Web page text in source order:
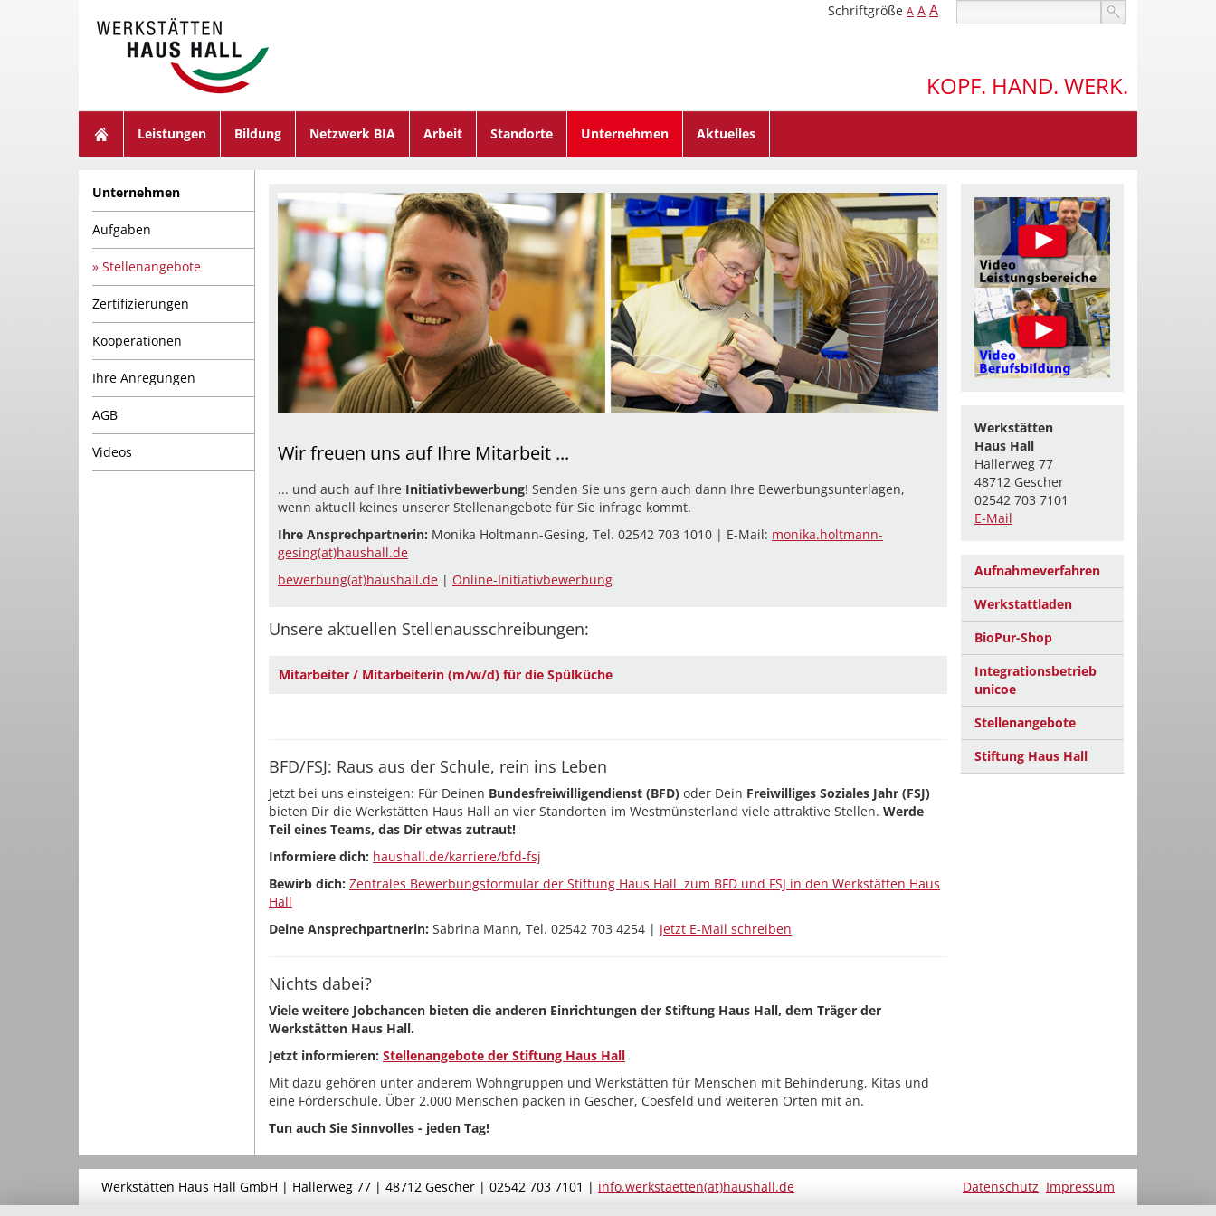
Schriftgröße A A A
KOPF. HAND. WERK.
Leistungen Bildung Netzwerk BIA Arbeit Standorte Unternehmen Aktuelles
Unternehmen
Aufgaben
Stellenangebote
Zertifizierungen
Kooperationen
Ihre Anregungen
AGB
Videos Wir freuen uns auf Ihre Mitarbeit ...
... und auch auf Ihre Initiativbewerbung! Senden Sie uns gern auch dann Ihre Bewerbungsunterlagen,
wenn aktuell keines unserer Stellenangebote für Sie infrage kommt.
Ihre Ansprechpartnerin: Monika Holtmann-Gesing, Tel. 02542 703 1010 | E-Mail: monika.holtmann-
gesing(at)haushall.de
bewerbung(at)haushall.de | Online-Initiativbewerbung
Unsere aktuellen Stellenausschreibungen:
Mitarbeiter / Mitarbeiterin (m/w/d) für die Spülküche
BFD/FSJ: Raus aus der Schule, rein ins Leben
Jetzt bei uns einsteigen: Für Deinen Bundesfreiwilligendienst (BFD) oder Dein Freiwilliges Soziales Jahr (FSJ)
bieten Dir die Werkstätten Haus Hall an vier Standorten im Westmünsterland viele attraktive Stellen. Werde
Teil eines Teams, das Dir etwas zutraut!
Informiere dich: haushall.de/karriere/bfd-fsj
Bewirb dich: Zentrales Bewerbungsformular der Stiftung Haus Hall zum BFD und FSJ in den Werkstätten Haus
Hall
Deine Ansprechpartnerin: Sabrina Mann, Tel. 02542 703 4254 | Jetzt E-Mail schreiben
Nichts dabei?
Viele weitere Jobchancen bieten die anderen Einrichtungen der Stiftung Haus Hall, dem Träger der
Werkstätten Haus Hall.
Jetzt informieren: Stellenangebote der Stiftung Haus Hall
Mit dazu gehören unter anderem Wohngruppen und Werkstätten für Menschen mit Behinderung, Kitas und
eine Förderschule. Über 2.000 Menschen packen in Gescher, Coesfeld und weiteren Orten mit an.
Tun auch Sie Sinnvolles - jeden Tag!
Werkstätten
Haus Hall
Hallerweg 77
48712 Gescher
02542 703 7101
E-Mail
Aufnahmeverfahren
Werkstattladen
BioPur-Shop
Integrationsbetrieb
unicoe
Stellenangebote
Stiftung Haus Hall
Werkstätten Haus Hall GmbH | Hallerweg 77 | 48712 Gescher | 02542 703 7101 | info.werkstaetten(at)haushall.de Datenschutz Impressum